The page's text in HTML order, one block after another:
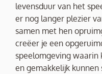
levensduur van het
er nog langer plezier
samen met hen
creëer je een
speelomgeving
en gemakkelijk kunnen